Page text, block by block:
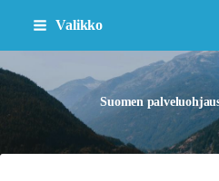
Siirry
Valikko
Suomen